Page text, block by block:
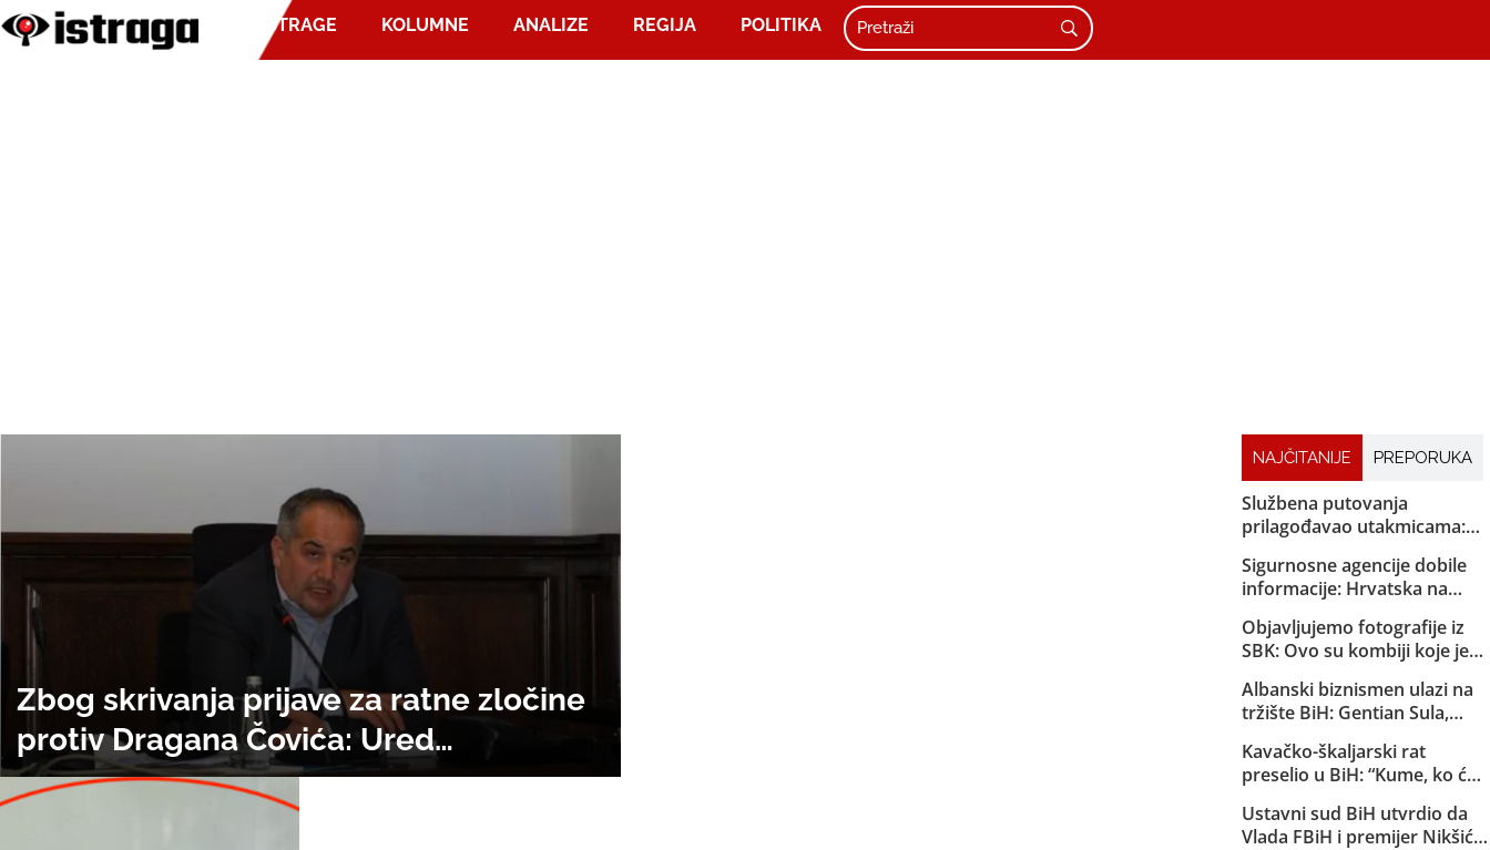
ISTRAGE KOLUMNE ANALIZE REGIJA POLITIKA
Zbog skrivanja prijave za ratne zločine
protiv Dragana Čovića: Ured
disciplinskog tužioca podnio tužbu
protiv državnog tužioca Ćazima
NAJČITANIJE PREPORUKA
Službena putovanja
prilagođavao utakmicama:
državnom trošku pratio
reprezentaciju BiH
Sigurnosne agencije dobile
informacije: Hrvatska na
centar kako bi u BiH mogla
ilegalno prebacivati migrante
Objavljujemo fotografije iz
SBK: Ovo su kombiji koje je
Republike Srpske za akciju u
Bugojnu!
Albanski biznismen ulazi na
tržište BiH: Gentian Sula,
u dvije države, dobio licencu
DERK-a za trgovinu strujom
Kavačko-škaljarski rat
preselio u BiH: “Kume, ko će
Ustavni sud BiH utvrdio da
Vlada FBiH i premijer Nikšić